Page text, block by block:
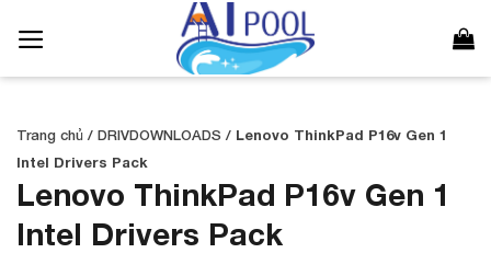
qua
Trang chủ / DRIVDOWNLOADS / Lenovo ThinkPad P16v Gen 1
Intel Drivers Pack
Lenovo ThinkPad P16v Gen 1
Intel Drivers Pack